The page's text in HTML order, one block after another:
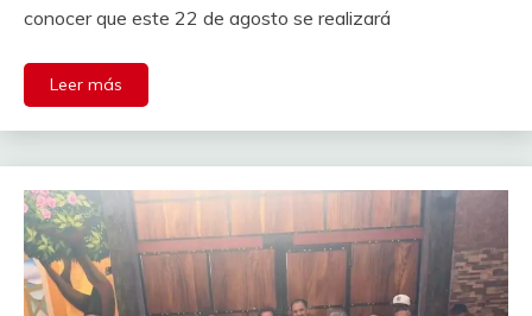
conocer que este 22 de agosto se realizará
Leer más